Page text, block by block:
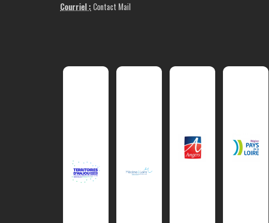
Courriel : Contact Mail